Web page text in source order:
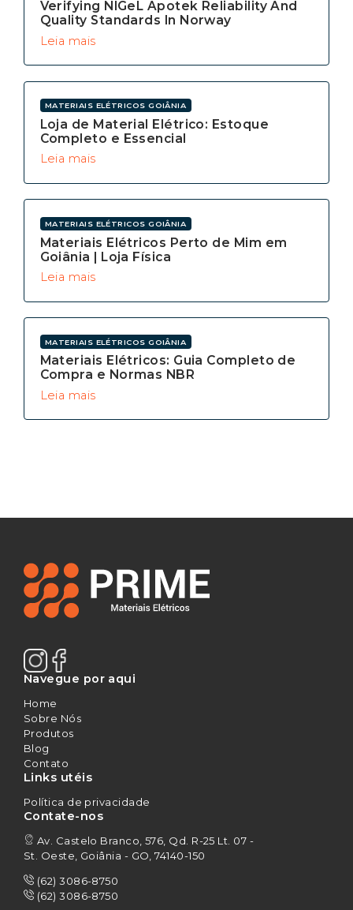
Verifying NIGeL Apotek Reliability And
Quality Standards In Norway
Leia mais
MATERIAIS ELÉTRICOS GOIÂNIA
Loja de Material Elétrico: Estoque
Completo e Essencial
Leia mais
MATERIAIS ELÉTRICOS GOIÂNIA
Materiais Elétricos Perto de Mim em
Goiânia | Loja Física
Leia mais
MATERIAIS ELÉTRICOS GOIÂNIA
Materiais Elétricos: Guia Completo de
Compra e Normas NBR
Leia mais
Navegue por aqui
Home
Sobre Nós
Produtos
Blog
Contato
Links utéis
Política de privacidade
Contate-nos
Av. Castelo Branco, 576, Qd. R-25 Lt. 07 -
St. Oeste, Goiânia - GO, 74140-150
(62) 3086-8750
(62) 3086-8750